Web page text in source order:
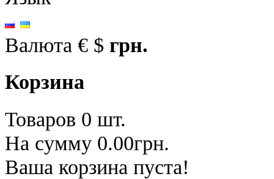
Валюта € $ грн.
Корзина
Товаров 0 шт.
На сумму 0.00грн.
Ваша корзина пуста!